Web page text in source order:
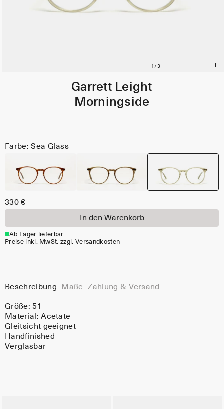
Garrett Leight
Morningside
Farbe: Sea Glass
330 €
In den Warenkorb
Ab Lager lieferbar
Preise inkl. MwSt. zzgl. Versandkosten
Beschreibung Maße Zahlung & Versand
Größe: 51
Material:Acetate
Gleitsicht geeignet
Handfinished
Verglasbar